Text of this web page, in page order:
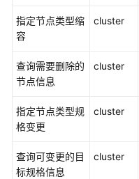
日
理
询
志
指定节点类型缩
容
cluster
查询需要删除的
节点信息
cluster
指定节点类型规
格变更
cluster
查询可变更的目
标规格信息
cluster